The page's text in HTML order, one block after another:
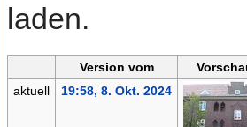
laden.
Version vom
aktuell
19:58, 8. Okt. 2024